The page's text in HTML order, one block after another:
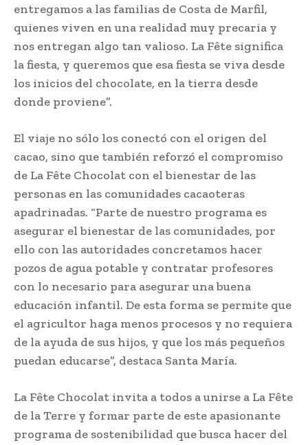
entregamos a las familias de Costa de Marfil,
quienes viven en una realidad muy precaria y
nos entregan algo tan valioso. La Fête significa
la fiesta, y queremos que esa fiesta se viva desde
los inicios del chocolate, en la tierra desde
donde proviene”.
El viaje no sólo los conectó con el origen del
cacao, sino que también reforzó el compromiso
de La Fête Chocolat con el bienestar de las
personas en las comunidades cacaoteras
apadrinadas. “Parte de nuestro programa es
asegurar el bienestar de las comunidades, por
ello con las autoridades concretamos hacer
pozos de agua potable y contratar profesores
con lo necesario para asegurar una buena
educación infantil. De esta forma se permite que
el agricultor haga menos procesos y no requiera
de la ayuda de sus hijos, y que los más pequeños
puedan educarse”, destaca Santa María.
La Fête Chocolat invita a todos a unirse a La Fête
de la Terre y formar parte de este apasionante
programa de sostenibilidad que busca hacer del